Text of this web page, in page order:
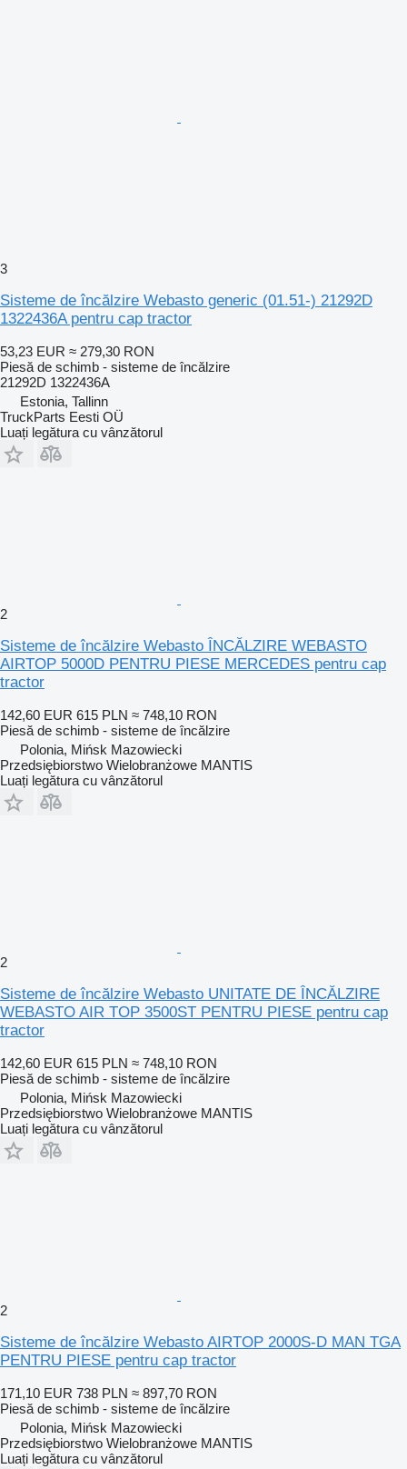
3
Sisteme de încălzire Webasto generic (01.51-) 21292D
1322436A pentru cap tractor
53,23 EUR ≈ 279,30 RON
Piesă de schimb - sisteme de încălzire
21292D 1322436A
Estonia, Tallinn
TruckParts Eesti OÜ
Luați legătura cu vânzătorul
2
Sisteme de încălzire Webasto ÎNCĂLZIRE WEBASTO
AIRTOP 5000D PENTRU PIESE MERCEDES pentru cap
tractor
142,60 EUR 615 PLN ≈ 748,10 RON
Piesă de schimb - sisteme de încălzire
Polonia, Mińsk Mazowiecki
Przedsiębiorstwo Wielobranżowe MANTIS
Luați legătura cu vânzătorul
2
Sisteme de încălzire Webasto UNITATE DE ÎNCĂLZIRE
WEBASTO AIR TOP 3500ST PENTRU PIESE pentru cap
tractor
142,60 EUR 615 PLN ≈ 748,10 RON
Piesă de schimb - sisteme de încălzire
Polonia, Mińsk Mazowiecki
Przedsiębiorstwo Wielobranżowe MANTIS
Luați legătura cu vânzătorul
2
Sisteme de încălzire Webasto AIRTOP 2000S-D MAN TGA
PENTRU PIESE pentru cap tractor
171,10 EUR 738 PLN ≈ 897,70 RON
Piesă de schimb - sisteme de încălzire
Polonia, Mińsk Mazowiecki
Przedsiębiorstwo Wielobranżowe MANTIS
Luați legătura cu vânzătorul